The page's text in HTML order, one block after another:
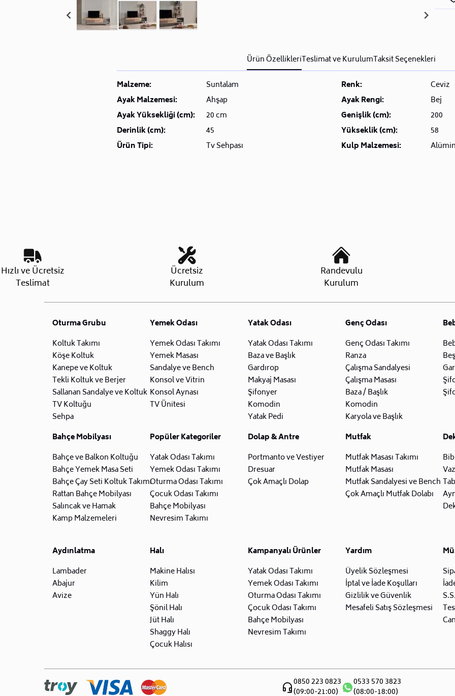
Ürün ÖzellikleriTeslimat ve KurulumTaksit Seçenekleri
Malzeme:
Suntalam Renk:
Ceviz
Ayak Malzemesi:
Ahşap Ayak Rengi:
Bej
Ayak Yüksekliği (cm):
20 cm Genişlik (cm):
200
Derinlik (cm):
45 Yükseklik (cm):
58
Ürün Tipi:
Tv Sehpası Kulp Malzemesi:
Hızlı ve Ücretsiz
Teslimat
Ücretsiz
Kurulum
Randevulu
Kurulum
Oturma Grubu
Koltuk Takımı
Köşe Koltuk
Kanepe ve Koltuk
Tekli Koltuk ve Berjer
Sallanan Sandalye ve Koltuk
TV Koltuğu
Sehpa
Yemek Odası
Yemek Odası Takımı
Yemek Masası
Sandalye ve Bench
Konsol ve Vitrin
Konsol Aynası
TV Ünitesi
Yatak Odası
Yatak Odası Takımı
Baza ve Başlık
Gardırop
Makyaj Masası
Şifonyer
Komodin
Yatak Pedi
Genç Odası
Genç Odası Takımı
Ranza
Çalışma Sandalyesi
Çalışma Masası
Baza / Başlık
Komodin
Karyola ve Başlık
Bahçe Mobilyası
Bahçe ve Balkon Koltuğu
Bahçe Yemek Masa Seti
Bahçe Çay Seti Koltuk Takımı
Rattan Bahçe Mobilyası
Salıncak ve Hamak
Kamp Malzemeleri
Popüler Kategoriler
Yatak Odası Takımı
Yemek Odası Takımı
Oturma Odası Takımı
Çocuk Odası Takımı
Bahçe Mobilyası
Nevresim Takımı
Dolap & Antre
Portmanto ve Vestiyer
Dresuar
Çok Amaçlı Dolap
Mutfak
Mutfak Masası Takımı
Mutfak Masası
Mutfak Sandalyesi ve Bench
Çok Amaçlı Mutfak Dolabı
Aydınlatma
Lambader
Abajur
Avize
Halı
Makine Halısı
Kilim
Yün Halı
Şönil Halı
Jüt Halı
Shaggy Halı
Çocuk Halısı
Kampanyalı Ürünler
Yatak Odası Takımı
Yemek Odası Takımı
Oturma Odası Takımı
Çocuk Odası Takımı
Bahçe Mobilyası
Nevresim Takımı
Yardım
Üyelik Sözleşmesi
İptal ve İade Koşulları
Gizlilik ve Güvenlik
Mesafeli Satış Sözleşmesi
0850 223 0823
(09:00-21:00)
0533 570 3823
(08:00-18:00)